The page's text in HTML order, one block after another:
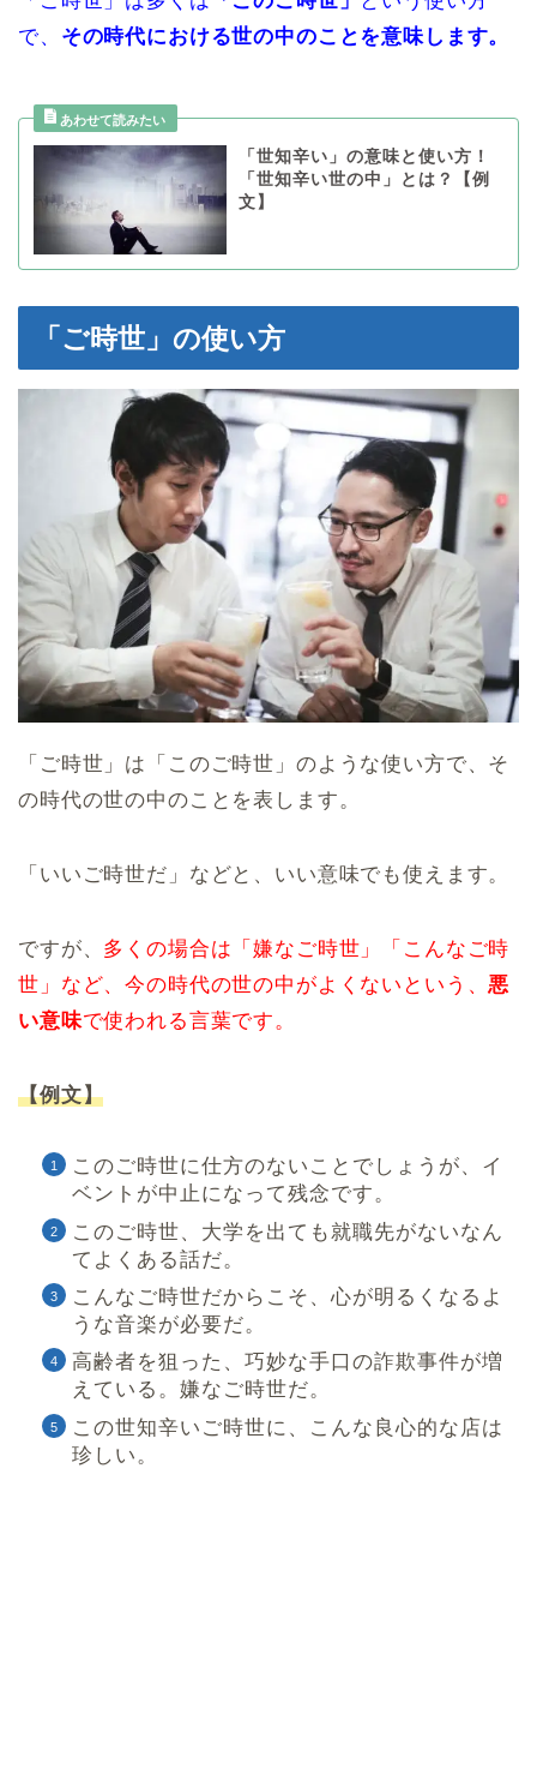
で、 その時代における世の中のことを意味します。
「世知辛い」の意味と使い方！
「世知辛い世の中」とは？【例
文】
「ご時世」の使い方
「ご時世」は「このご時世」のような使い方で、そ
の時代の世の中のことを表します。
「いいご時世だ」などと、いい意味でも使えます。
ですが、 多くの場合は「嫌なご時世」「こんなご時
世」など、今の時代の世の中がよくないという、悪
い意味で使われる言葉です。
【例文】
このご時世に仕方のないことでしょうが、イ
ベントが中止になって残念です。
このご時世、大学を出ても就職先がないなん
てよくある話だ。
こんなご時世だからこそ、心が明るくなるよ
うな音楽が必要だ。
高齢者を狙った、巧妙な手口の詐欺事件が増
えている。嫌なご時世だ。
この世知辛いご時世に、こんな良心的な店は
珍しい。